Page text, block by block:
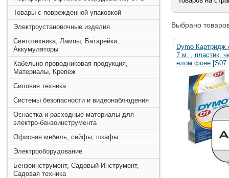
Товары с поврежденной упаковкой
Электроустановочные изделия
Светотехника, Лампы, Батарейки,
Аккумуляторы
Кабельно-проводниковая продукция,
Материалы, Крепеж
Силовая техника
Системы безопасности и видеонаблюдения
Оснастка и расходные материалы для
электро-бензоинструмента
Офисная мебель, сейфы, шкафы
Электрооборудование
Бензоинструмент, Садовый Инструмент,
Садовая техника
Выбрано
Dymo
7 м. , пластик,
елом фоне [S07